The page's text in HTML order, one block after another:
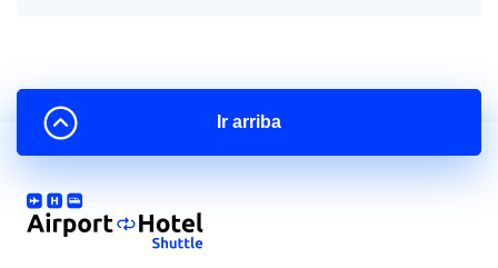
Ir arriba